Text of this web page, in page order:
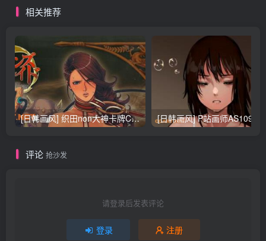
相关推荐
[日韩画风] 织田non大神卡牌CG插画设计画集256P 161M_CG原画资源
评论 抢沙发
请登录后发表评论
登录 注册